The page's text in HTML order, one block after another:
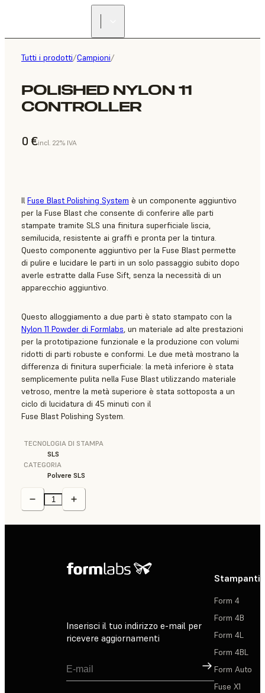
Tutti i prodotti/Campioni/
POLISHED NYLON 11
CONTROLLER
0 €incl. 22% IVA
Il Fuse Blast Polishing System è un componente aggiuntivo
per la Fuse Blast che consente di conferire alle parti
stampate tramite SLS una finitura superficiale liscia,
semilucida, resistente ai graffi e pronta per la tintura.
Questo componente aggiuntivo per la Fuse Blast permette
di pulire e lucidare le parti in un solo passaggio subito dopo
averle estratte dalla Fuse Sift, senza la necessità di un
apparecchio aggiuntivo.
Questo alloggiamento a due parti è stato stampato con la
Nylon 11 Powder di Formlabs, un materiale ad alte prestazioni
per la prototipazione funzionale e la produzione con volumi
ridotti di parti robuste e conformi. Le due metà mostrano la
differenza di finitura superficiale: la metà inferiore è stata
semplicemente pulita nella Fuse Blast utilizzando materiale
vetroso, mentre la metà superiore è stata sottoposta a un
ciclo di lucidatura di 45 minuti con il
Fuse Blast Polishing System.
TECNOLOGIA DI STAMPA
SLS
CATEGORIA
Polvere SLS
Inserisci il tuo indirizzo e-mail per
ricevere aggiornamenti
Registrati
Stampanti
Form 4
Form 4B
Form 4L
Form 4BL
Form Auto
Fuse X1